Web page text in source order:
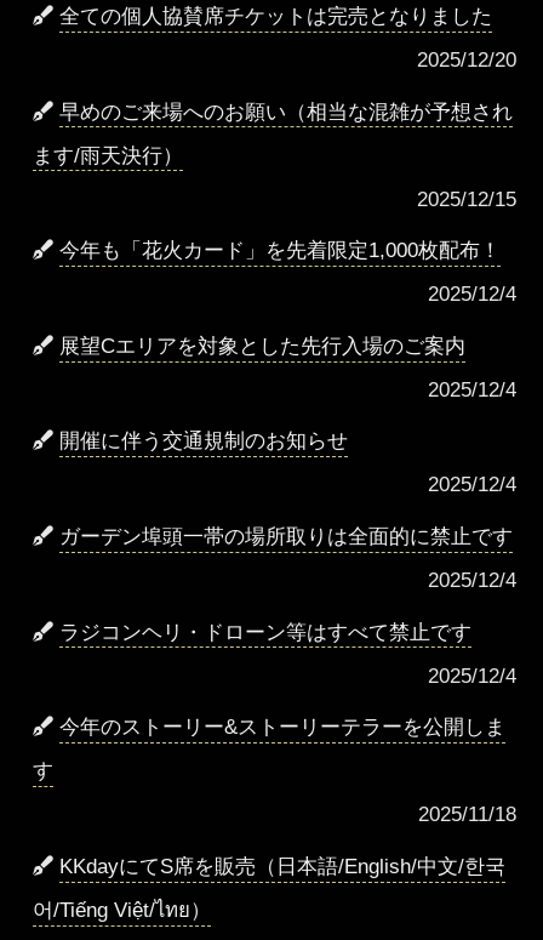
全ての個人協賛席チケットは完売となりました
2025/12/20
早めのご来場へのお願い（相当な混雑が予想され
ます/雨天決行）
2025/12/15
今年も「花火カード」を先着限定1,000枚配布！
2025/12/4
展望Cエリアを対象とした先行入場のご案内
2025/12/4
開催に伴う交通規制のお知らせ
2025/12/4
ガーデン埠頭一帯の場所取りは全面的に禁止です
2025/12/4
ラジコンヘリ・ドローン等はすべて禁止です
2025/12/4
今年のストーリー&ストーリーテラーを公開しま
す
2025/11/18
KKdayにてS席を販売（日本語/English/中文/한국
어/Tiếng Việt/ไทย）